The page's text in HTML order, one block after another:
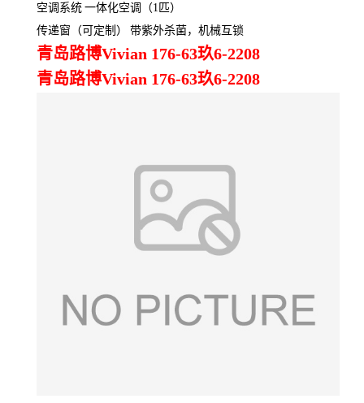
空调系统 一体化空调（1匹）
传递窗（可定制）
带紫外杀菌，机械互锁
青岛路博Vivian 176-63玖6-2208
青岛路博Vivian 176-63玖6-2208